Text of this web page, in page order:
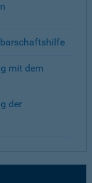
mit dem
der